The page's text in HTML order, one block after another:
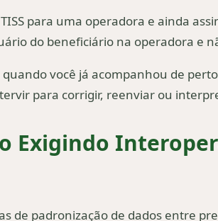
para uma operadora e ainda
do beneficiário na operadora e
você já acompanhou de
para corrigir, reenviar ou
Exigindo
de padronização de dados entre